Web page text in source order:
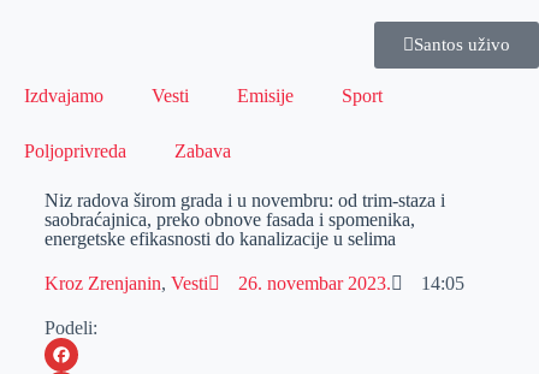
Santos uživo
Izdvajamo Vesti Emisije Sport
Poljoprivreda Zabava
Niz radova širom grada i u novembru: od trim-staza i
saobraćajnica, preko obnove fasada i spomenika,
energetske efikasnosti do kanalizacije u selima
Kroz Zrenjanin, Vesti 26. novembar 2023. 14:05
Podeli: